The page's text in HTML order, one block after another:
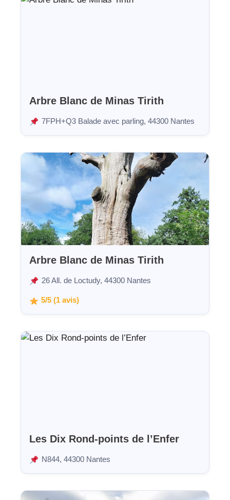
Arbre Blanc de Minas Tirith
7FPH+Q3 Balade avec parling, 44300 Nantes
Arbre Blanc de Minas Tirith
26 All. de Loctudy, 44300 Nantes
5/5 (1 avis)
Les Dix Rond-points de l’Enfer
N844, 44300 Nantes